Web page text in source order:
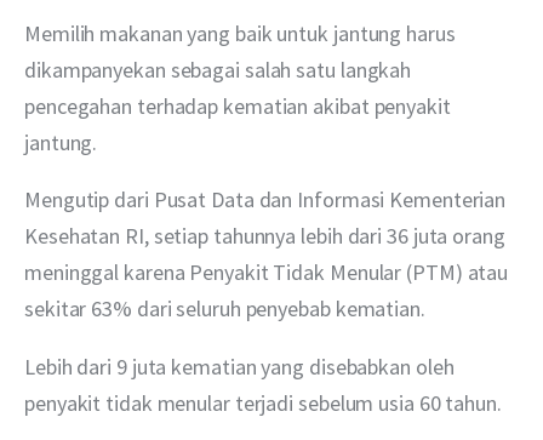
Memilih makanan yang baik untuk jantung harus
dikampanyekan sebagai salah satu langkah
pencegahan terhadap kematian akibat penyakit
jantung.
Mengutip dari Pusat Data dan Informasi Kementerian
Kesehatan RI, setiap tahunnya lebih dari 36 juta orang
meninggal karena Penyakit Tidak Menular (PTM) atau
sekitar 63% dari seluruh penyebab kematian.
Lebih dari 9 juta kematian yang disebabkan oleh
penyakit tidak menular terjadi sebelum usia 60 tahun.